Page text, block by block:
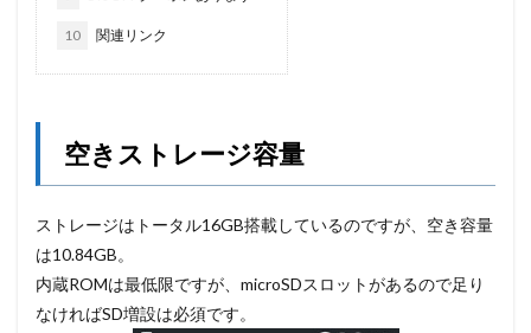
10 関連リンク
空きストレージ容量
ストレージはトータル16GB搭載しているのですが、空き容量
は10.84GB。
内蔵ROMは最低限ですが、microSDスロットがあるので足り
なければSD増設は必須です。